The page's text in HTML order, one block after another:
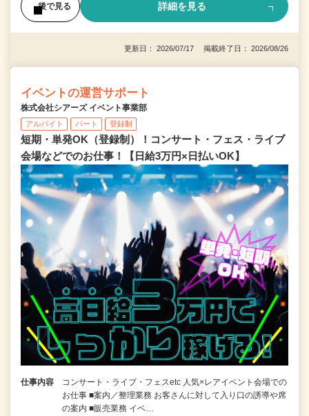
後で見る 詳細を見る
更新日： 2026/07/17 掲載終了日： 2026/08/26
イベントの運営サポート
株式会社シアーズ イベント事業部
アルバイト パート 登録制
短期・単発OK（登録制）！コンサート・フェス・ライブ
会場などでのお仕事！【日給3万円×日払いOK】
仕事内容
コンサート・ライブ・フェスetc 人気×レアイベント会場での
お仕事 ■案内／整理業務 お客さんに対して入り口の誘導や席
の案内 ■販売業務 イベ…